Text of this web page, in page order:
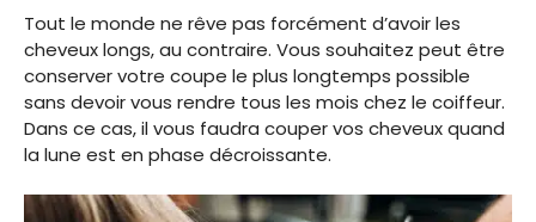
Tout le monde ne rêve pas forcément d’avoir les
cheveux longs, au contraire. Vous souhaitez peut être
conserver votre coupe le plus longtemps possible
sans devoir vous rendre tous les mois chez le coiffeur.
Dans ce cas, il vous faudra couper vos cheveux quand
la lune est en phase décroissante.